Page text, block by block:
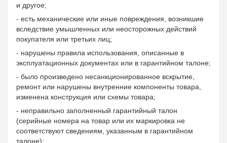
и другое;
- есть механические или иные повреждения, возникшие
вследствие умышленных или неосторожных действий
покупателя или третьих лиц;
- нарушены правила использования, описанные в
эксплуатационных документах или в гарантийном талоне;
- было произведено несанкционированное вскрытие,
ремонт или нарушены внутренние компоненты товара,
изменена конструкция или схемы товара;
- неправильно заполненный гарантийный талон
(серийные номера на товар или их маркировка не
соответствуют сведениям, указанным в гарантийном
талоне);